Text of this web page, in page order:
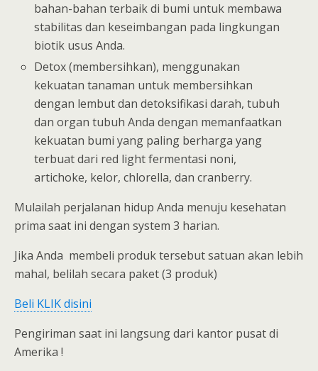
bahan-bahan terbaik di bumi untuk membawa
stabilitas dan keseimbangan pada lingkungan
biotik usus Anda.
Detox (membersihkan), menggunakan
kekuatan tanaman untuk membersihkan
dengan lembut dan detoksifikasi darah, tubuh
dan organ tubuh Anda dengan memanfaatkan
kekuatan bumi yang paling berharga yang
terbuat dari red light fermentasi noni,
artichoke, kelor, chlorella, dan cranberry.
Mulailah perjalanan hidup Anda menuju kesehatan
prima saat ini dengan system 3 harian.
Jika Anda membeli produk tersebut satuan akan lebih
mahal, belilah secara paket (3 produk)
Beli KLIK disini
Pengiriman saat ini langsung dari kantor pusat di
Amerika !